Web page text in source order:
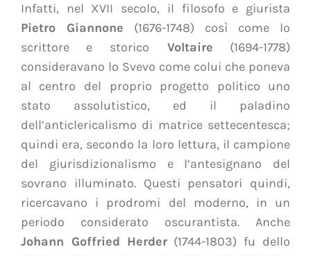
Infatti, nel XVII secolo, il filosofo e giurista
Pietro Giannone (1676-1748) così come lo
scrittore e storico Voltaire (1694-1778)
consideravano lo Svevo come colui che poneva
al centro del proprio progetto politico uno
stato assolutistico, ed il paladino
dell’anticlericalismo di matrice settecentesca;
quindi era, secondo la loro lettura, il campione
del giurisdizionalismo e l’antesignano del
sovrano illuminato. Questi pensatori quindi,
ricercavano i prodromi del moderno, in un
periodo considerato oscurantista. Anche
Johann Goffried Herder(1744-1803) fu dello